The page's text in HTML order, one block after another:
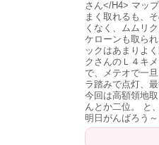
さん</H4> マッ
まく取れるも、
くなく、ムムリ
ケローンも取ら
ックはあまりよ
クさんのＬ４キ
で、メテオで一
ラ踏みで点灯、
今回は高額領地
んとか二位。 と
明日がんばろう～